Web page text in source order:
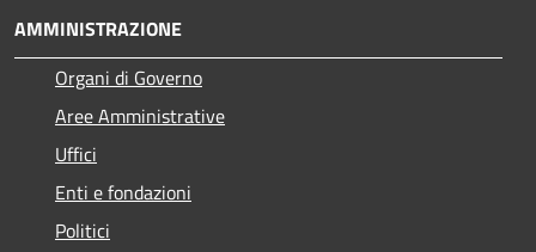
AMMINISTRAZIONE
Organi di Governo
Aree Amministrative
Uffici
Enti e fondazioni
Politici